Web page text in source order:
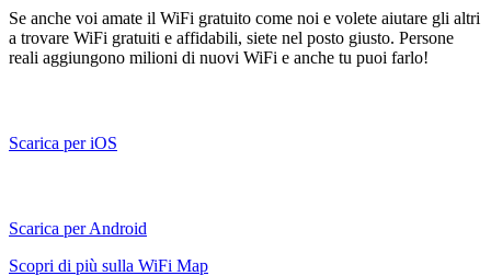
Se anche voi amate il WiFi gratuito come noi e volete aiutare gli altri
a trovare WiFi gratuiti e affidabili, siete nel posto giusto. Persone
reali aggiungono milioni di nuovi WiFi e anche tu puoi farlo!
Scarica per iOS
Scarica per Android
Scopri di più sulla WiFi Map